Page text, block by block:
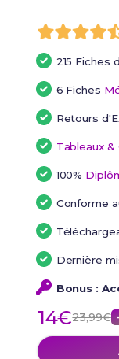
215 Fiches
6 Fiches
Retours
Tableaux &
100%
Conforme
Dernière
Bonus :
14€23,99€